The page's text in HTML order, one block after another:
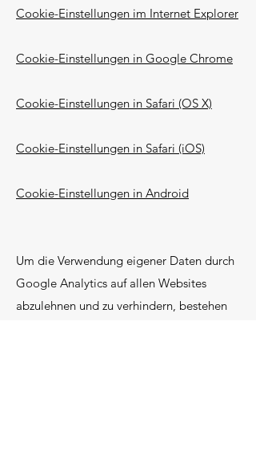
Cookie-Einstellungen im Internet Explorer
Cookie-Einstellungen in Google Chrome
Cookie-Einstellungen in Safari (OS X)
Cookie-Einstellungen in Safari (iOS)
Cookie-Einstellungen in Android
Um die Verwendung eigener Daten durch
Google Analytics auf allen Websites
abzulehnen und zu verhindern, bestehen